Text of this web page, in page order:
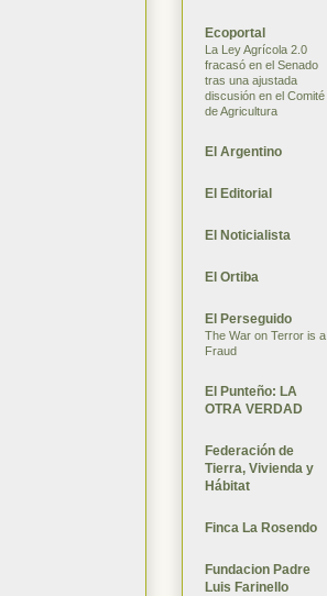
Ecoportal
La Ley Agrícola 2.0
fracasó en el Senado
tras una ajustada
discusión en el Comité
de Agricultura
El Argentino
El Editorial
El Noticialista
El Ortiba
El Perseguido
The War on Terror is a
Fraud
El Punteño: LA
OTRA VERDAD
Federación de
Tierra, Vivienda y
Hábitat
Finca La Rosendo
Fundacion Padre
Luis Farinello